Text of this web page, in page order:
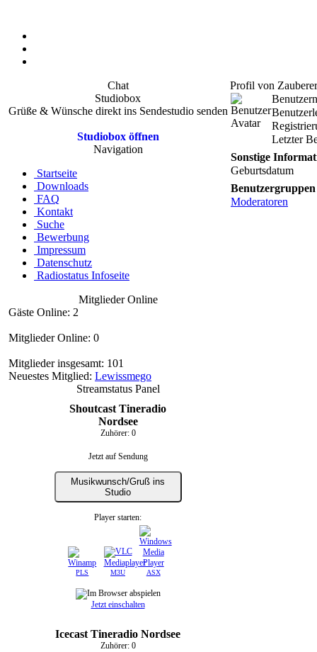
Chat
Studiobox
Grüße & Wünsche direkt ins Sendestudio senden
Studiobox öffnen
Navigation
Startseite
Downloads
FAQ
Kontakt
Suche
Bewerbung
Impressum
Datenschutz
Radiostatus Infoseite
Mitglieder Online
Gäste Online: 2
Mitglieder Online: 0
Mitglieder insgesamt: 101
Neuestes Mitglied: Lewissmego
Streamstatus Panel
Shoutcast Tineradio
Nordsee
Zuhörer: 0
Jetzt auf Sendung
Musikwunsch/Gruß ins
Studio
Player starten:
PLS M3U ASX
Jetzt einschalten
Icecast Tineradio Nordsee
Zuhörer: 0
Profil von Zauberer
Letzter
Sonstige
Geburtsdatum
Benutzergruppen
Moderatoren